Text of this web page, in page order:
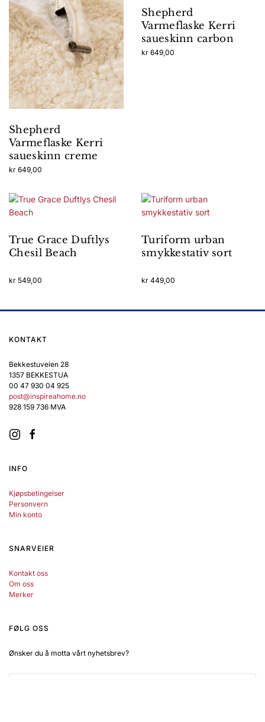
Shepherd
Varmeflaske Kerri
saueskinn creme
kr 649,00
Shepherd
Varmeflaske Kerri
saueskinn carbon
kr 649,00
True Grace Duftlys
Chesil Beach
kr 549,00
Turiform urban
smykkestativ sort
kr 449,00
KONTAKT
Bekkestuveien 28
1357 BEKKESTUA
00 47 930 04 925
post@inspireahome.no
928 159 736 MVA
INFO
Kjøpsbetingelser
Personvern
Min konto
SNARVEIER
Kontakt oss
Om oss
Merker
FØLG OSS
Ønsker du å motta vårt nyhetsbrev?